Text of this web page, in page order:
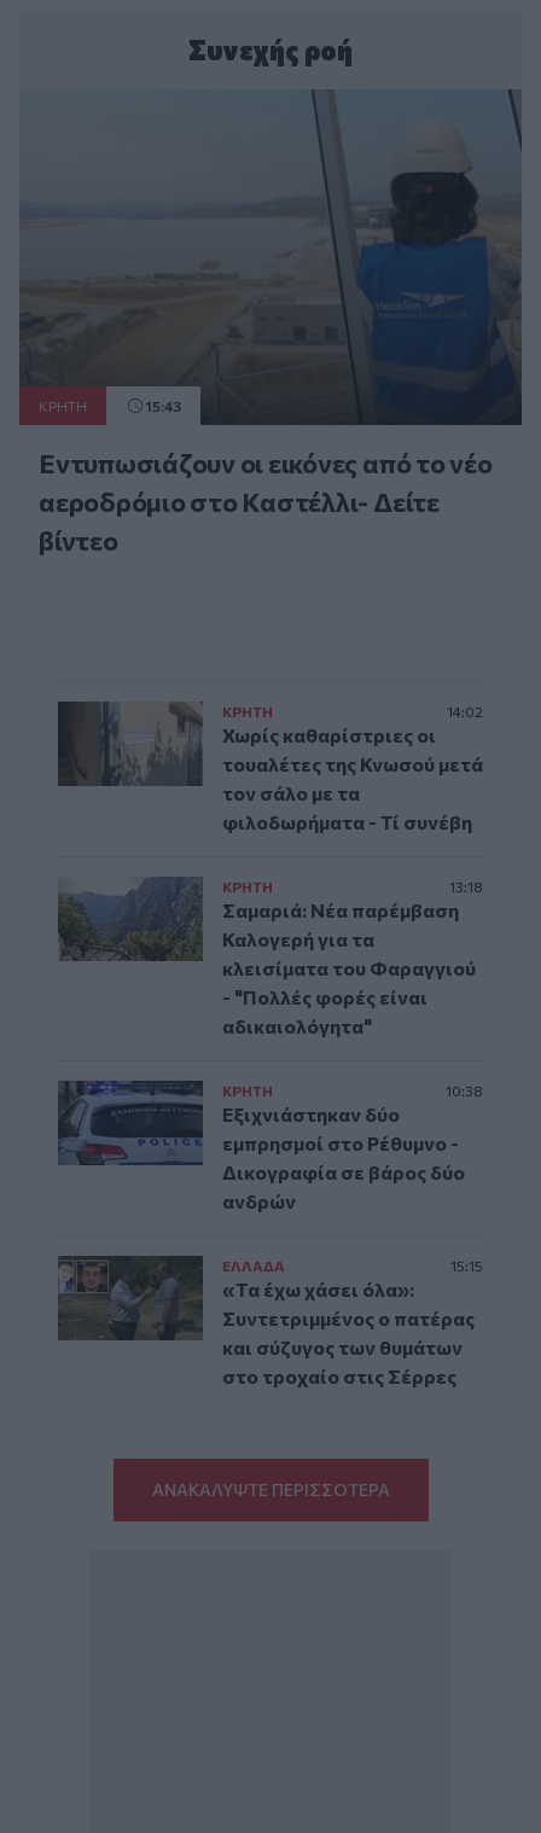
Συνεχής ροή
ΚΡΗΤΗ 15:43
Εντυπωσιάζουν οι εικόνες από το νέο
αεροδρόμιο στο Καστέλλι- Δείτε
βίντεο
ΚΡΗΤΗ 14:02
Χωρίς καθαρίστριες οι
τουαλέτες της Κνωσού μετά
τον σάλο με τα
φιλοδωρήματα - Τί συνέβη
ΚΡΗΤΗ 13:18
Σαμαριά: Νέα παρέμβαση
Καλογερή για τα
κλεισίματα του Φαραγγιού
- "Πολλές φορές είναι
αδικαιολόγητα"
ΚΡΗΤΗ 10:38
Εξιχνιάστηκαν δύο
εμπρησμοί στο Ρέθυμνο -
Δικογραφία σε βάρος δύο
ανδρών
ΕΛΛAΔΑ 15:15
«Τα έχω χάσει όλα»:
Συντετριμμένος ο πατέρας
και σύζυγος των θυμάτων
στο τροχαίο στις Σέρρες
ΑΝΑΚΑΛΥΨΤΕ ΠΕΡΙΣΣΟΤΕΡΑ